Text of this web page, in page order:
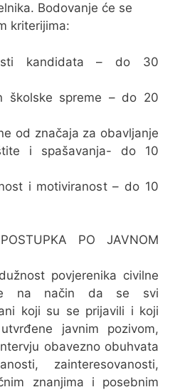
Bodovanje će se
kriterijima:
kandidata – do 30
školske spreme – do 20
od značaja za obavljanje
i spašavanja- do 10
i motiviranost – do 10
PO JAVNOM
povjerenika civilne
na način da se svi
koji su se prijavili i koji
javnim pozivom,
obavezno obuhvata
zainteresovanosti,
znanjima i posebnim